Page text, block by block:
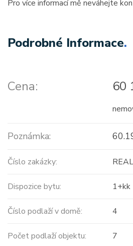
Pro více informací mě neváhejte
Podrobné Informace.
Cena: 60
Poznámka:
Číslo zakázky:
Dispozice bytu: 1+kk
Číslo podlaží v domě: 4
Počet podlaží objektu: 7